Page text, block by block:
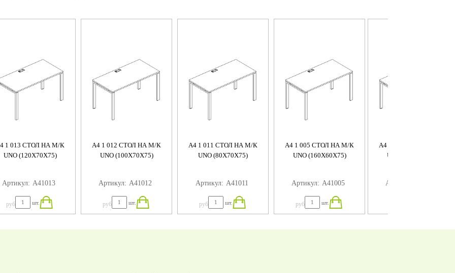
1 013 СТОЛ НА М/К
UNO (120X70X75)
Артикул: А41013
руб шт.
A4 1 012 СТОЛ НА М/К
UNO (100X70X75)
Артикул: А41012
руб шт.
A4 1 011 СТОЛ НА М/К
UNO (80X70X75)
Артикул: А41011
руб шт.
A4 1 005 СТОЛ НА М/К
UNO (160X60X75)
Артикул: А41005
руб шт.
A4 1 004 СТОЛ НА М/К
UNO (140X60X75)
Артикул: